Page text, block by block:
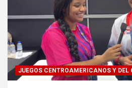
JUEGOS CENTROAMERICANOS Y DEL